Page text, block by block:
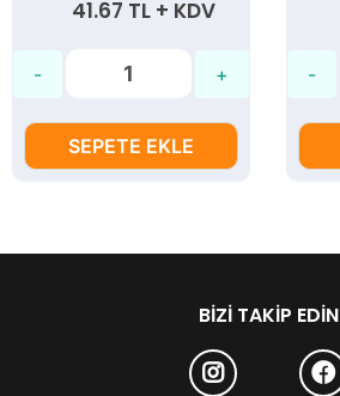
41.67 TL + KDV
SEPETE EKLE
BIZI TAKIP EDIN